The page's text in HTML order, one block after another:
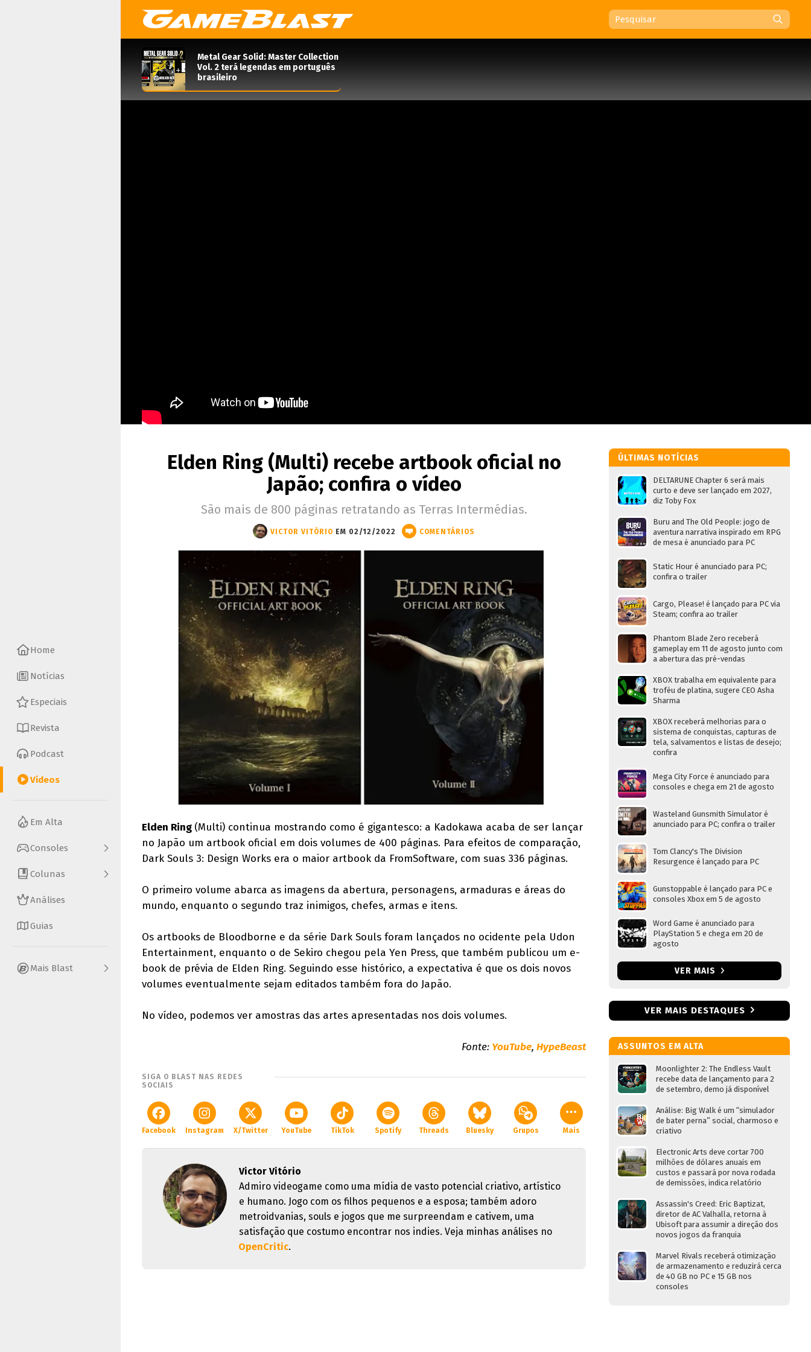
Home
Notícias
Especiais
Revista
Podcast
Vídeos
Em Alta
Consoles
Colunas
Análises
Guias
Mais Blast
Metal Gear Solid: Master Collection
Vol. 2 terá legendas em português
brasileiro
Elden Ring (Multi) recebe artbook oficial no
Japão; confira o vídeo
São mais de 800 páginas retratando as Terras Intermédias.
VICTOR VITÓRIO EM 02/12/2022 COMENTÁRIOS
Elden Ring (Multi) continua mostrando como é gigantesco: a Kadokawa acaba de ser lançar
no Japão um artbook oficial em dois volumes de 400 páginas. Para efeitos de comparação,
Dark Souls 3: Design Works era o maior artbook da FromSoftware, com suas 336 páginas.
O primeiro volume abarca as imagens da abertura, personagens, armaduras e áreas do
mundo, enquanto o segundo traz inimigos, chefes, armas e itens.
Os artbooks de Bloodborne e da série Dark Souls foram lançados no ocidente pela Udon
Entertainment, enquanto o de Sekiro chegou pela Yen Press, que também publicou um e-
book de prévia de Elden Ring. Seguindo esse histórico, a expectativa é que os dois novos
volumes eventualmente sejam editados também fora do Japão.
No vídeo, podemos ver amostras das artes apresentadas nos dois volumes.
Fonte: YouTube, HypeBeast
SIGA O BLAST NAS REDES
SOCIAIS
Facebook Instagram X/Twitter YouTube TikTok Spotify Threads Bluesky Grupos Mais
Victor Vitório
Admiro videogame como uma mídia de vasto potencial criativo, artístico
e humano. Jogo com os filhos pequenos e a esposa; também adoro
metroidvanias, souls e jogos que me surpreendam e cativem, uma
satisfação que costumo encontrar nos indies. Veja minhas análises no
OpenCritic.
ÚLTIMAS NOTÍCIAS
DELTARUNE Chapter 6 será mais
curto e deve ser lançado em 2027,
diz Toby Fox
Buru and The Old People: jogo de
aventura narrativa inspirado em RPG
de mesa é anunciado para PC
Static Hour é anunciado para PC;
confira o trailer
Cargo, Please! é lançado para PC via
Steam; confira ao trailer
Phantom Blade Zero receberá
gameplay em 11 de agosto junto com
a abertura das pré-vendas
XBOX trabalha em equivalente para
troféu de platina, sugere CEO Asha
Sharma
XBOX receberá melhorias para o
sistema de conquistas, capturas de
tela, salvamentos e listas de desejo;
confira
Mega City Force é anunciado para
consoles e chega em 21 de agosto
Wasteland Gunsmith Simulator é
anunciado para PC; confira o trailer
Tom Clancy's The Division
Resurgence é lançado para PC
Gunstoppable é lançado para PC e
consoles Xbox em 5 de agosto
Word Game é anunciado para
PlayStation 5 e chega em 20 de
agosto
VER MAIS
VER MAIS DESTAQUES
ASSUNTOS EM ALTA
Moonlighter 2: The Endless Vault
recebe data de lançamento para 2
de setembro, demo já disponível
Análise: Big Walk é um “simulador
de bater perna” social, charmoso e
criativo
Electronic Arts deve cortar 700
milhões de dólares anuais em
custos e passará por nova rodada
de demissões, indica relatório
Assassin's Creed: Eric Baptizat,
diretor de AC Valhalla, retorna à
Ubisoft para assumir a direção dos
novos jogos da franquia
Marvel Rivals receberá otimização
de armazenamento e reduzirá cerca
de 40 GB no PC e 15 GB nos
consoles